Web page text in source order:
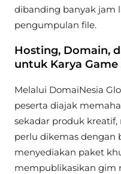
dibanding banyak jam
pengumpulan file.
Hosting, Domain,
untuk Karya Game
Melalui DomaiNesia
peserta diajak
sekadar produk
perlu dikemas dengan
menyediakan paket
mempublikasikan gim